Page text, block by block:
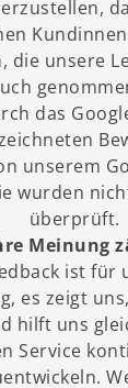
die unsere
das
unserem
wurden
überprüft.
Meinung
ist für
es zeigt
hilft uns
Service